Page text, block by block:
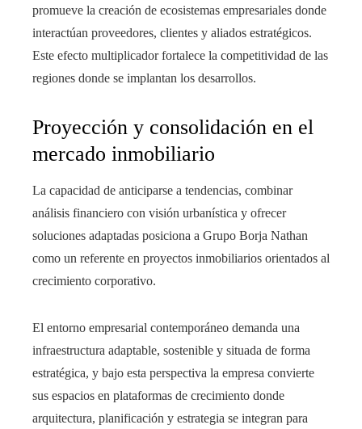
promueve la creación de ecosistemas empresariales donde
interactúan proveedores, clientes y aliados estratégicos.
Este efecto multiplicador fortalece la competitividad de las
regiones donde se implantan los desarrollos.
Proyección y consolidación en el
mercado inmobiliario
La capacidad de anticiparse a tendencias, combinar
análisis financiero con visión urbanística y ofrecer
soluciones adaptadas posiciona a Grupo Borja Nathan
como un referente en proyectos inmobiliarios orientados al
crecimiento corporativo.
El entorno empresarial contemporáneo demanda una
infraestructura adaptable, sostenible y situada de forma
estratégica, y bajo esta perspectiva la empresa convierte
sus espacios en plataformas de crecimiento donde
arquitectura, planificación y estrategia se integran para